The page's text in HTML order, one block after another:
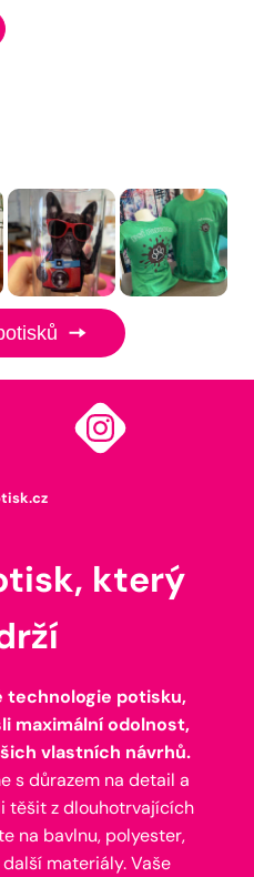
který
technologie potisku,
maximální odolnost,
vlastních návrhů.
s důrazem na detail a
těšit z dlouhotrvajících
na bavlnu, polyester,
materiály. Vaše